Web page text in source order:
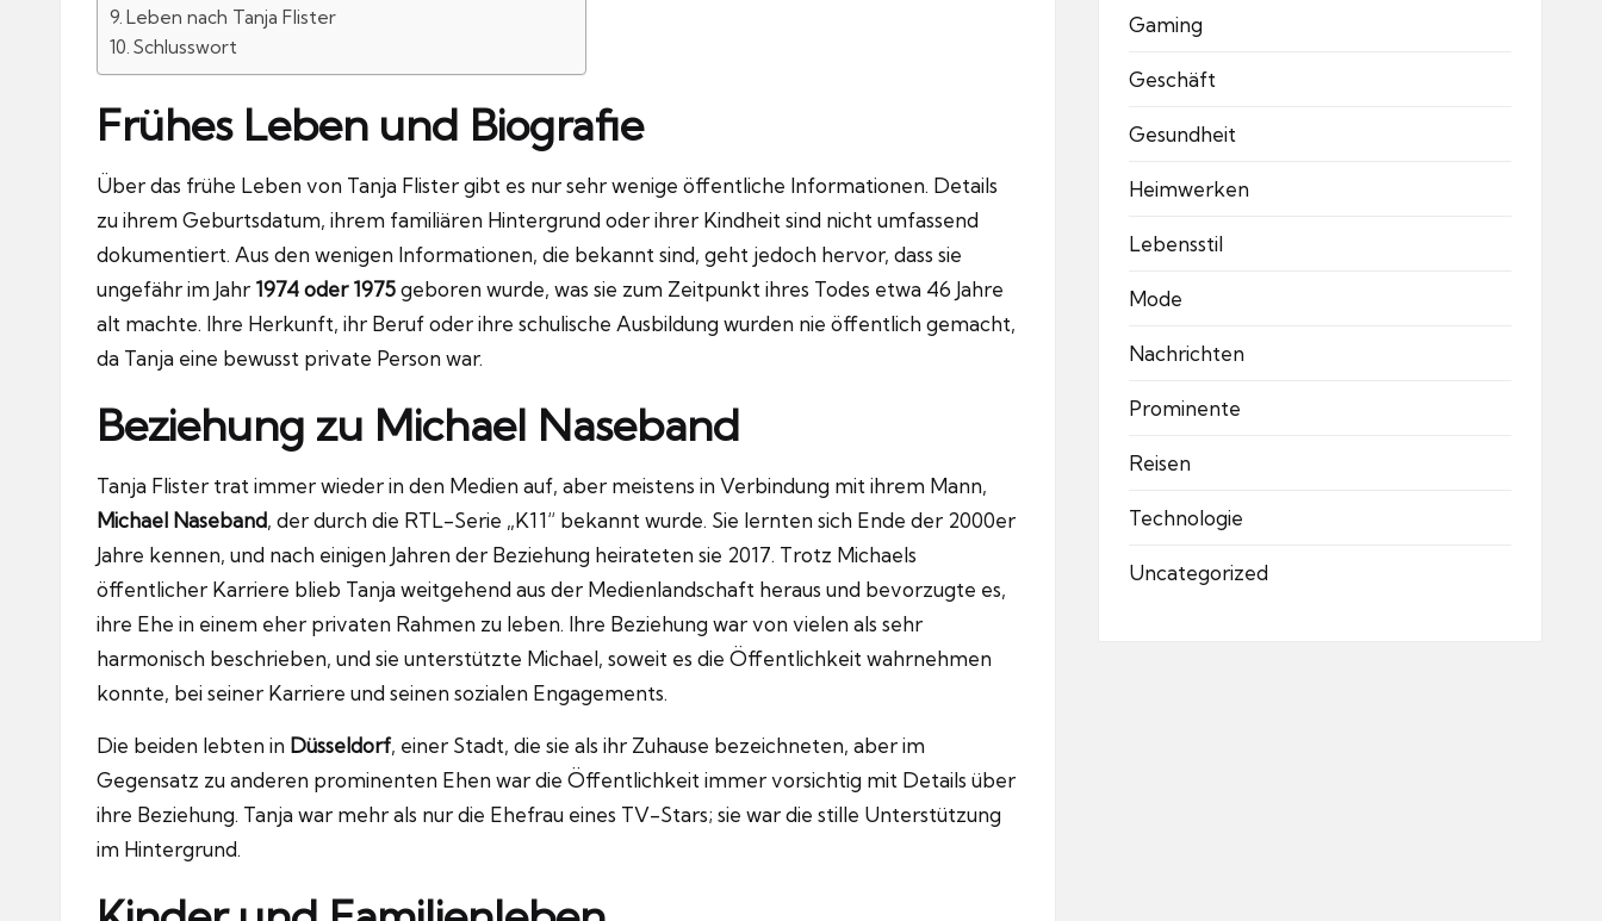
Leben nach Tanja Flister
Schlusswort
Frühes Leben und Biografie
Über das frühe Leben von Tanja Flister gibt es nur sehr wenige öffentliche Informationen. Details
zu ihrem Geburtsdatum, ihrem familiären Hintergrund oder ihrer Kindheit sind nicht umfassend
dokumentiert. Aus den wenigen Informationen, die bekannt sind, geht jedoch hervor, dass sie
ungefähr im Jahr 1974 oder 1975geboren wurde, was sie zum Zeitpunkt ihres Todes etwa 46 Jahre
alt machte. Ihre Herkunft, ihr Beruf oder ihre schulische Ausbildung wurden nie öffentlich gemacht,
da Tanja eine bewusst private Person war.
Beziehung zu Michael Naseband
Tanja Flister trat immer wieder in den Medien auf, aber meistens in Verbindung mit ihrem Mann,
Michael Naseband, der durch die RTL-Serie „K11“ bekannt wurde. Sie lernten sich Ende der 2000er
Jahre kennen, und nach einigen Jahren der Beziehung heirateten sie 2017. Trotz Michaels
öffentlicher Karriere blieb Tanja weitgehend aus der Medienlandschaft heraus und bevorzugte es,
ihre Ehe in einem eher privaten Rahmen zu leben. Ihre Beziehung war von vielen als sehr
harmonisch beschrieben, und sie unterstützte Michael, soweit es die Öffentlichkeit wahrnehmen
konnte, bei seiner Karriere und seinen sozialen Engagements.
Die beiden lebten in Düsseldorf, einer Stadt, die sie als ihr Zuhause bezeichneten, aber im
Gegensatz zu anderen prominenten Ehen war die Öffentlichkeit immer vorsichtig mit Details über
ihre Beziehung. Tanja war mehr als nur die Ehefrau eines TV-Stars; sie war die stille Unterstützung
im Hintergrund.
Gaming
Geschäft
Gesundheit
Heimwerken
Lebensstil
Mode
Nachrichten
Prominente
Reisen
Technologie
Uncategorized